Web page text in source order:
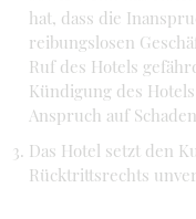
hat, dass die
reibungslosen
Ruf des Hotels
Kündigung des
Anspruch auf
Das Hotel setzt den
Rücktrittsrechts